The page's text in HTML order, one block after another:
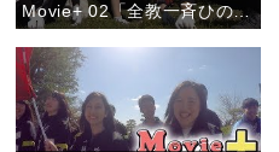
Movie+ 02「全教一斉ひのきしんデー」